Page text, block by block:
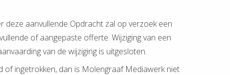
deze aanvullende Opdracht zal op verzoek een
of aangepaste offerte. Wijziging van een
van de wijziging is uitgesloten.
of ingetrokken, dan is Molengraaf Mediawerk niet